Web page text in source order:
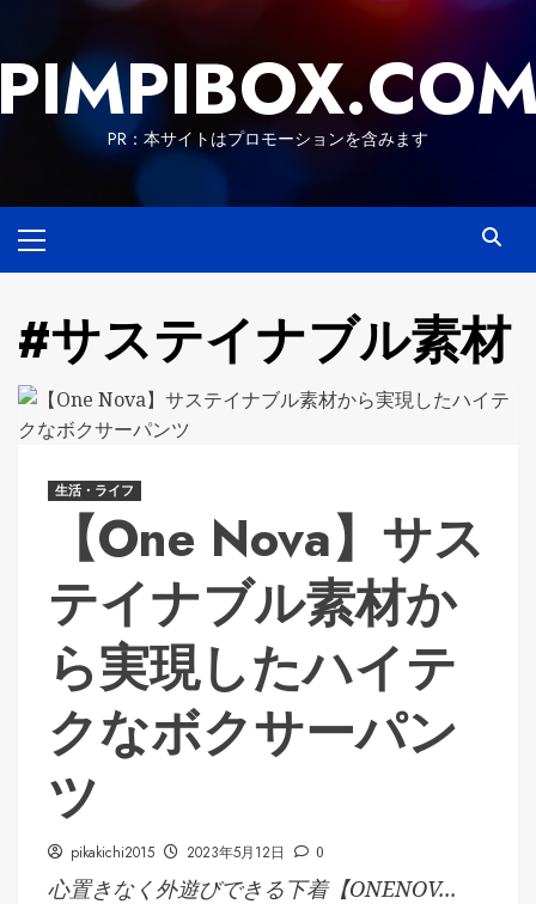
content
PR：本サイトはプロモーションを含みます
Menu
#サステイナブル素材
生活・ライフ
【One Nova】サス
テイナブル素材か
ら実現したハイテ
クなボクサーパン
ツ
pikakichi2015 2023年5月12日 0
心置きなく外遊びできる下着【ONENOV...